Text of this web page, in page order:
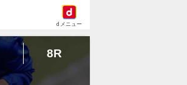
dメニュー
8R